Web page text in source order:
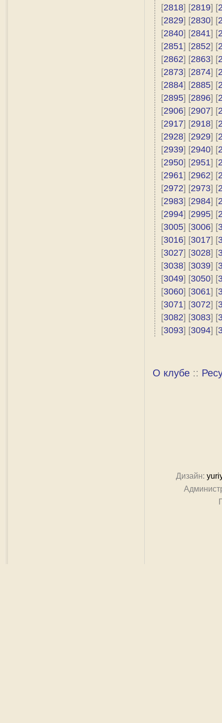
[2818] [2819] [
[2829] [2830] [
[2840] [2841] [
[2851] [2852] [
[2862] [2863] [
[2873] [2874] [
[2884] [2885] [
[2895] [2896] [
[2906] [2907] [
[2917] [2918] [
[2928] [2929] [
[2939] [2940] [
[2950] [2951] [
[2961] [2962] [
[2972] [2973] [
[2983] [2984] [
[2994] [2995] [
[3005] [3006] [
[3016] [3017] [
[3027] [3028] [
[3038] [3039] [
[3049] [3050] [
[3060] [3061] [
[3071] [3072] [
[3082] [3083] [
[3093] [3094] [
О клубе ::
Дизайн: